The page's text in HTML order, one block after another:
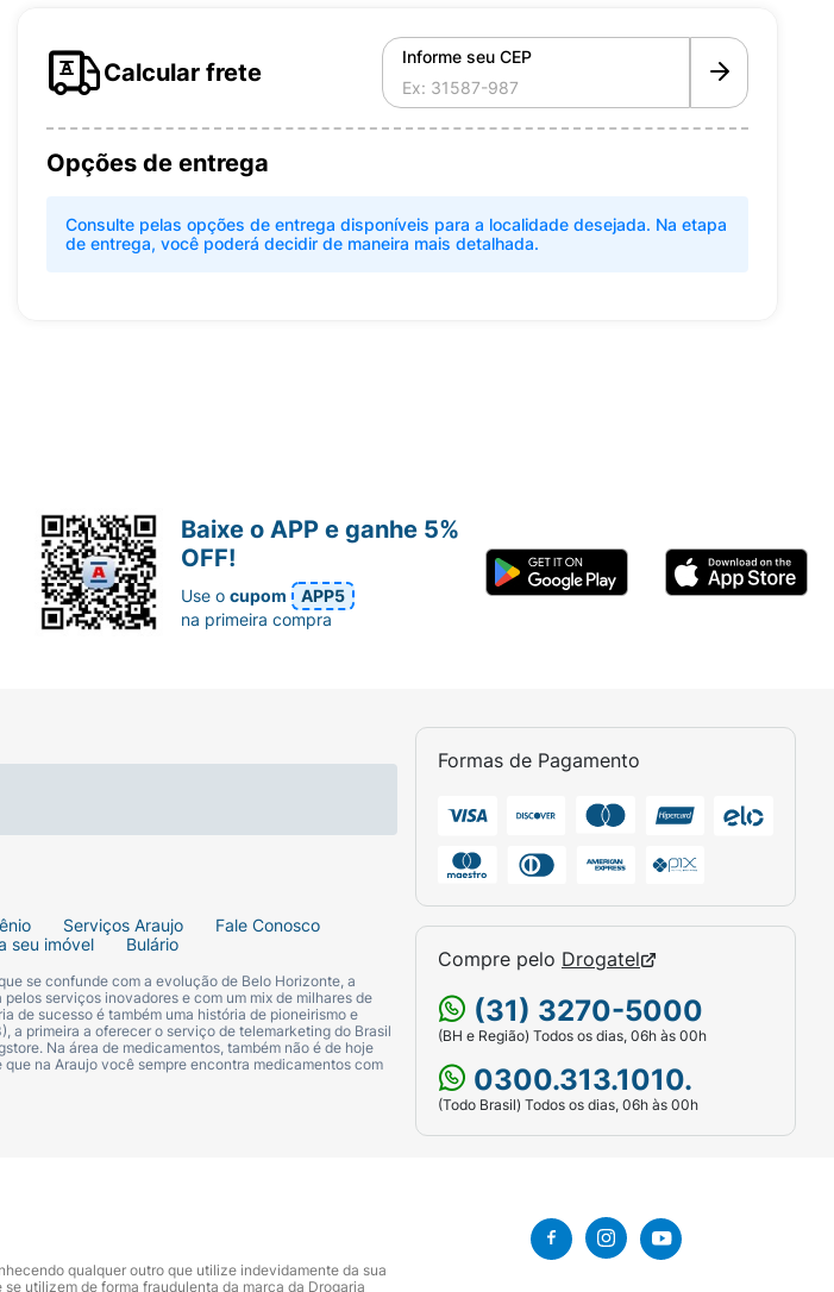
Calcular frete
Informe seu CEP
Opções de entrega
Consulte pelas opções de entrega disponíveis para a localidade desejada. Na etapa
de entrega, você poderá decidir de maneira mais detalhada.
Serviços Araujo
Fale Conosco
seu imóvel Bulário
se confunde com a evolução de Belo Horizonte, a
serviços inovadores e com um mix de milhares de
de sucesso é também uma história de pioneirismo e
a primeira a oferecer o serviço de telemarketing do Brasil
Na área de medicamentos, também não é de hoje
na Araujo você sempre encontra medicamentos com
Formas de Pagamento
Compre pelo Drogatel
(31) 3270-5000
(BH e Região) Todos os dias, 06h às 00h
0300.313.1010.
(Todo Brasil) Todos os dias, 06h às 00h
Baixe o APP e ganhe 5%
OFF!
Use ocupom
APP5
na primeira compra
qualquer outro que utilize indevidamente da sua
utilizem de forma fraudulenta da marca da Drogaria